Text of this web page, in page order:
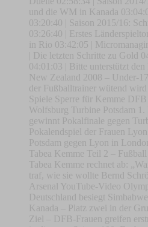
und die WM in Kanada
03:20:40 | Saison 2015/16:
03:26:40 | Erstes
in Rio 03:42:05 |
| Die letzten Schritte zu Gold
04:01:03 | Bitte unterstützt
New Zealand 2008 – Under-
der Fußballtrainer wütend
Spiele Sperre für Kemme
Wolfsburg Turbine Potsdam
gewinnt Pokalfinale gegen
Pokalendspiel der Frauen
Potsdam gegen Lyon in
Tabea Kemme Teil 2 –
Tabea Kemme rechnet ab:
traf, wie sie wollte Bernd
Arsenal YouTube-Video
Deutschland besiegt
Kanada – Platz zwei in der
Ziel – DFB-Frauen greifen